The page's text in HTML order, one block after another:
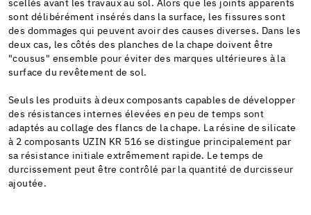
scellés avant les travaux au sol. Alors que les joints apparents
sont délibérément insérés dans la surface, les fissures sont
des dommages qui peuvent avoir des causes diverses. Dans les
deux cas, les côtés des planches de la chape doivent être
"cousus" ensemble pour éviter des marques ultérieures à la
surface du revêtement de sol.
Seuls les produits à deux composants capables de développer
des résistances internes élevées en peu de temps sont
adaptés au collage des flancs de la chape. La résine de silicate
à 2 composants UZIN KR 516 se distingue principalement par
sa résistance initiale extrêmement rapide. Le temps de
durcissement peut être contrôlé par la quantité de durcisseur
ajoutée.